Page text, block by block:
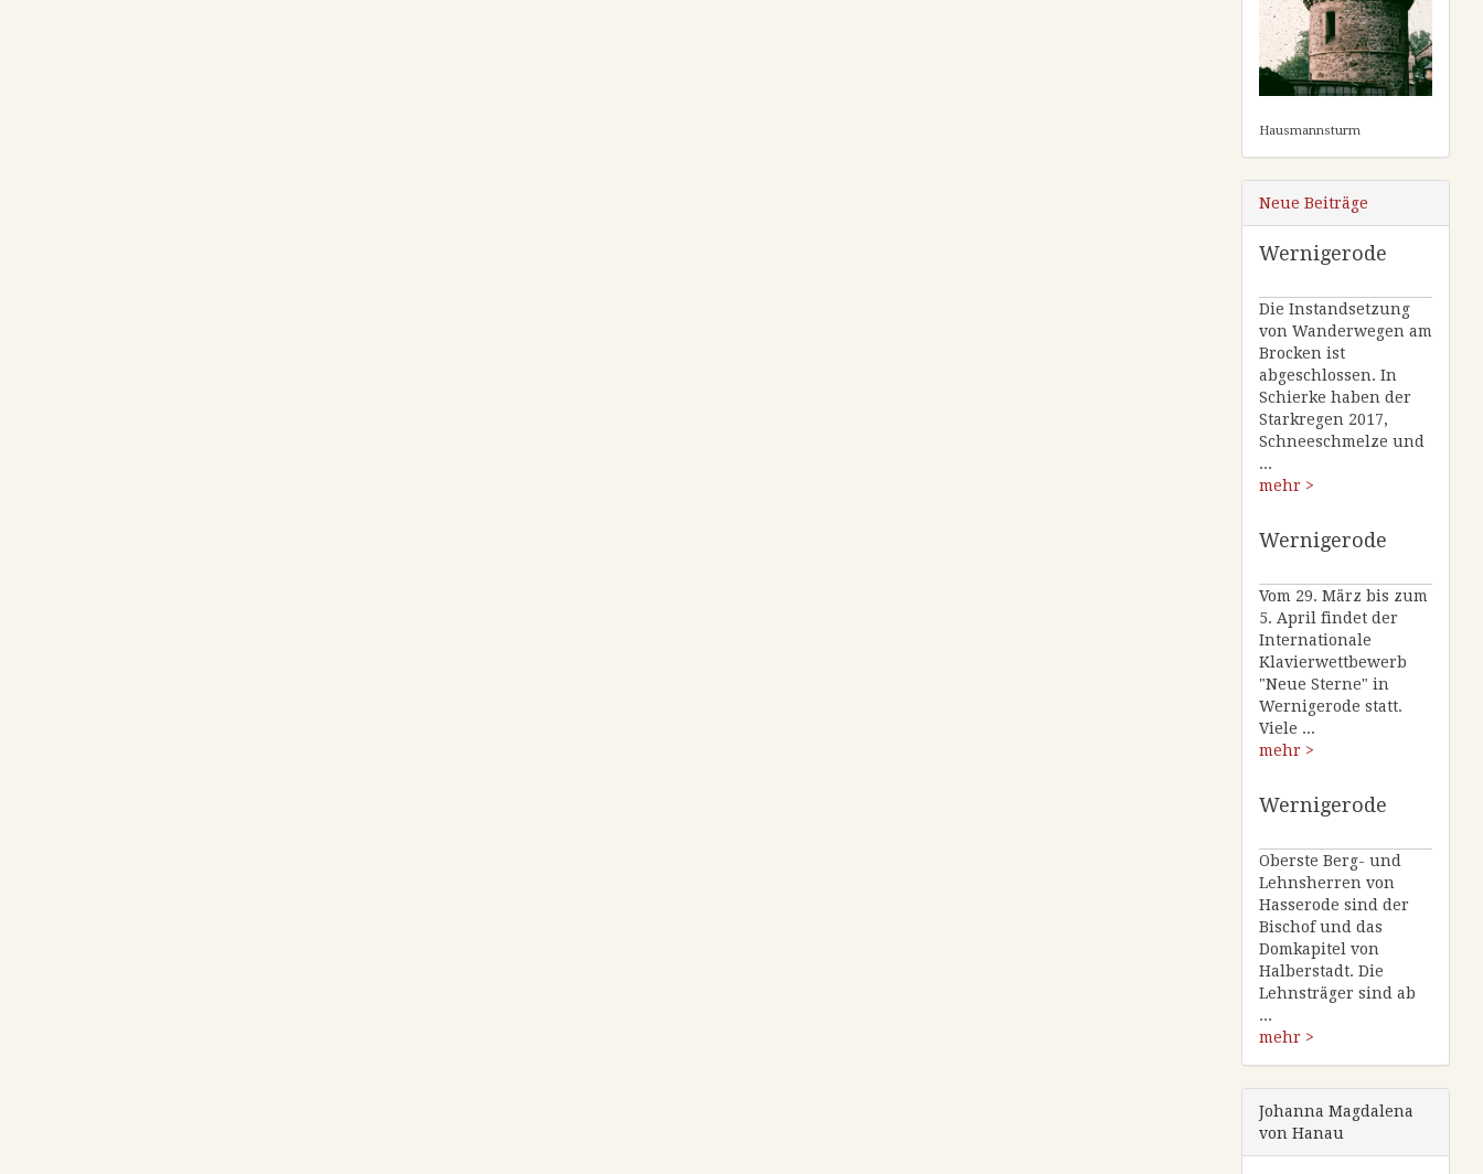
Hausmannsturm
Neue Beiträge
Wernigerode
Die Instandsetzung
von Wanderwegen am
Brocken ist
abgeschlossen. In
Schierke haben der
Starkregen 2017,
Schneeschmelze und
...
mehr >
Wernigerode
Vom 29. März bis zum
5. April findet der
Internationale
Klavierwettbewerb
"Neue Sterne" in
Wernigerode statt.
Viele ...
mehr >
Wernigerode
Oberste Berg- und
Lehnsherren von
Hasserode sind der
Bischof und das
Domkapitel von
Halberstadt. Die
Lehnsträger sind ab
...
mehr >
Johanna Magdalena
von Hanau